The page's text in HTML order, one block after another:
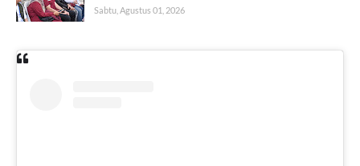
Sabtu, Agustus 01, 2026